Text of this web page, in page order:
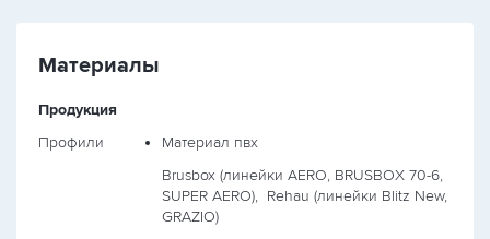
Материалы
Продукция
Профили
Материал пвх
Brusbox (линейки AERO, BRUSBOX 70-6,
SUPER AERO), Rehau (линейки Blitz New,
GRAZIO)